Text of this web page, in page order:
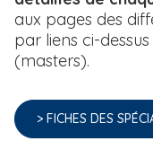
aux pages des
par liens ci-
(masters).
> FICHES DES